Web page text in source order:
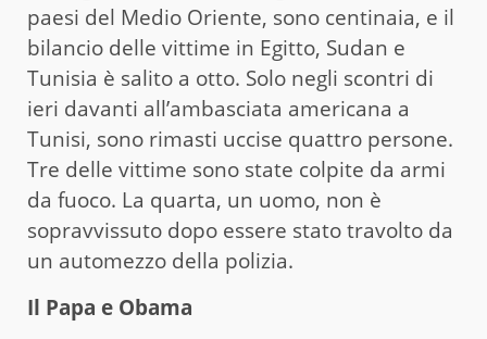
paesi del Medio Oriente, sono centinaia, e il
bilancio delle vittime in Egitto, Sudan e
Tunisia è salito a otto. Solo negli scontri di
ieri davanti all’ambasciata americana a
Tunisi, sono rimasti uccise quattro persone.
Tre delle vittime sono state colpite da armi
da fuoco. La quarta, un uomo, non è
sopravvissuto dopo essere stato travolto da
un automezzo della polizia.
Il Papa e Obama